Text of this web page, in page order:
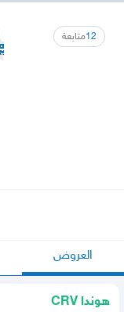
12متابعة
العروض
هوندا CRV